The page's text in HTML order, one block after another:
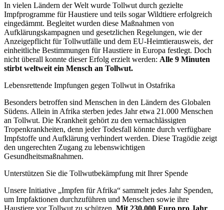
In vielen Ländern der Welt wurde Tollwut durch gezielte
Impfprogramme für Haustiere und teils sogar Wildtiere erfolgreich
eingedämmt. Begleitet wurden diese Maßnahmen von
Aufklärungskampagnen und gesetzlichen Regelungen, wie der
Anzeigepflicht für Tollwutfälle und dem EU-Heimtierausweis, der
einheitliche Bestimmungen für Haustiere in Europa festlegt. Doch
nicht überall konnte dieser Erfolg erzielt werden: Alle 9 Minuten
stirbt weltweit ein Mensch an Tollwut.
Lebensrettende Impfungen gegen Tollwut in Ostafrika
Besonders betroffen sind Menschen in den Ländern des Globalen
Südens. Allein in Afrika sterben jedes Jahr etwa 21.000 Menschen
an Tollwut. Die Krankheit gehört zu den vernachlässigten
Tropenkrankheiten, denn jeder Todesfall könnte durch verfügbare
Impfstoffe und Aufklärung verhindert werden. Diese Tragödie zeigt
den ungerechten Zugang zu lebenswichtigen
Gesundheitsmaßnahmen.
Unterstützen Sie die Tollwutbekämpfung mit Ihrer Spende
Unsere Initiative „Impfen für Afrika“ sammelt jedes Jahr Spenden,
um Impfaktionen durchzuführen und Menschen sowie ihre
Haustiere vor Tollwut zu schützen. Mit 230.000 Euro pro Jahr